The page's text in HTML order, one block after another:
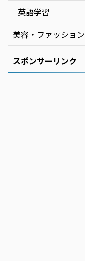
英語学習
美容・ファッション
スポンサーリンク